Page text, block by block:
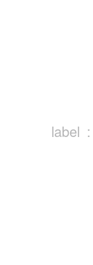
label